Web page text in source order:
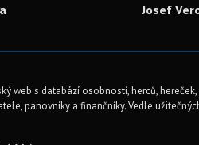
Josef
web s databází osobností, herců,
panovníky a finančníky. Vedle